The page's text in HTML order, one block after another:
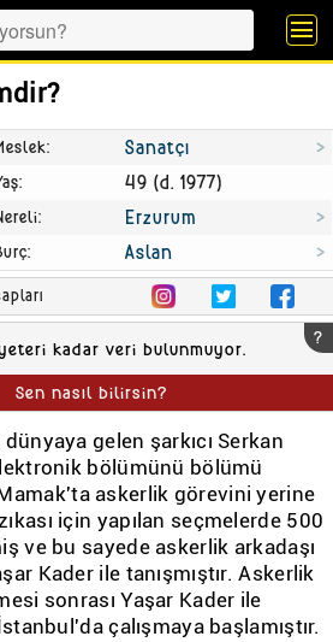
menu
Sanatçı
49 (d. 1977)
Erzurum
Aslan
kadar veri bulunmuyor.
?
Sen nasıl bilirsin?
gelen şarkıcı Serkan
bölümünü bölümü
askerlik görevini yerine
için yapılan seçmelerde 500
ve bu sayede askerlik arkadaşı
Kader ile tanışmıştır. Askerlik
sonrası Yaşar Kader ile
çalışmaya başlamıştır.